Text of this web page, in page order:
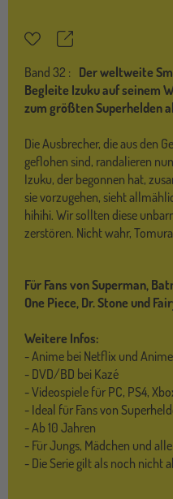
MerkzettelTeilen
Band 32 : Der weltweite
Begleite Izuku auf seinem
zum größten Superhelden
Die Ausbrecher, die aus den
geflohen sind, randalieren
Izuku, der begonnen hat,
sie vorzugehen, sieht
hihihi. Wir sollten diese
zerstören. Nicht wahr,
Für Fans von Superman,
One Piece, Dr. Stone und
Weitere Infos:
- Anime bei Netflix und
- DVD/BD bei Kazé
- Videospiele für PC, PS4,
- Ideal für Fans von
- Ab 10 Jahren
- Für Jungs, Mädchen und
- Die Serie gilt als noch nicht